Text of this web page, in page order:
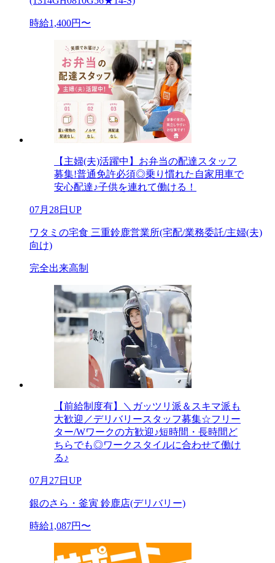
時給1,400円〜
【主婦(夫)活躍中】お弁当の配達スタッフ
募集!普通免許必須◎乗り慣れた自家用車で
安心配達♪子供を連れて働ける！
07月28日UP
ワタミの宅食 三重鈴鹿営業所(宅配/業務委託/主婦(夫)
向け)
完全出来高制
【前給制度有】＼ガッツリ派＆スキマ派も
大歓迎／デリバリースタッフ募集☆フリー
ター/Wワークの方歓迎♪短時間・長時間ど
ちらでも◎ワークスタイルに合わせて働け
る♪
07月27日UP
銀のさら・釜寅 鈴鹿店(デリバリー)
時給1,087円〜